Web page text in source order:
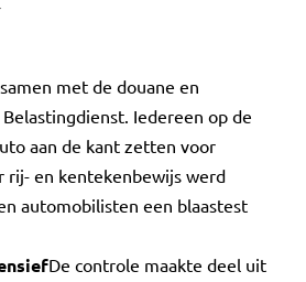
met de douane en
Iedereen op de
aan de kant zetten voor
rij- en kentekenbewijs werd
automobilisten een blaastest
De controle maakte deel uit